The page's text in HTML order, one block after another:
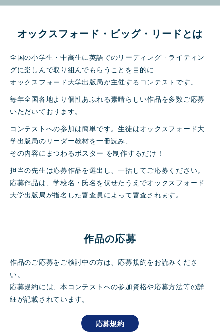
オックスフォード・ビッグ・リードとは
全国の小学生・中高生に英語でのリーディング・ライティン
グに楽しんで取り組んでもらうことを目的に
オックスフォード大学出版局が主催するコンテストです。
毎年全国各地より個性あふれる素晴らしい作品を多数ご応募
いただいております。
コンテストへの参加は簡単です。生徒はオックスフォード大
学出版局のリーダー教材を一冊読み、
その内容にまつわるポスター を制作するだけ！
担当の先生は応募作品を選出し、一括してご応募ください。
応募作品は、学校名・氏名を伏せたうえでオックスフォード
大学出版局が指名した審査員によって審査されます。
作品の応募
作品のご応募をご検討中の方は、応募規約をお読みくださ
い。
応募規約には、本コンテストへの参加資格や応募方法等の詳
細が記載されています。
応募規約